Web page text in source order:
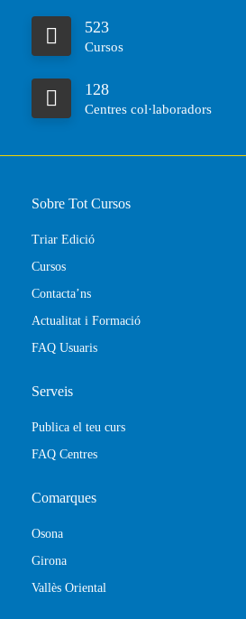
523
Cursos
128
Centres col·laboradors
Sobre Tot Cursos
Triar Edició
Cursos
Contacta’ns
Actualitat i Formació
FAQ Usuaris
Serveis
Publica el teu curs
FAQ Centres
Comarques
Osona
Girona
Vallès Oriental